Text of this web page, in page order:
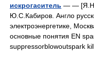
искрогаситель — —
Ю.С.Кабиров. Англо
электроэнергетике,
основные понятия EN
suppressorblowoutspark